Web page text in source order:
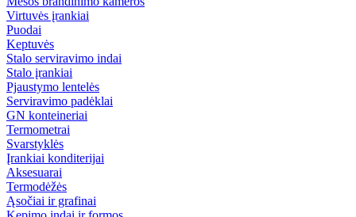
Virtuvės įrankiai
Puodai
Keptuvės
Stalo serviravimo indai
Stalo įrankiai
Pjaustymo lentelės
Serviravimo padėklai
GN konteineriai
Termometrai
Svarstyklės
Įrankiai konditerijai
Aksesuarai
Termodėžės
Ąsočiai ir grafinai